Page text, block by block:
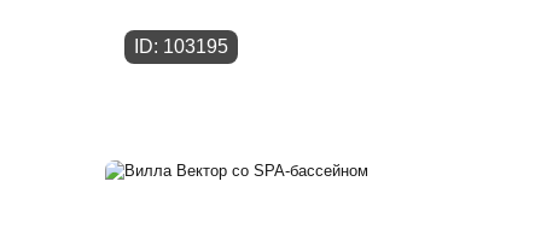
ID: 103195